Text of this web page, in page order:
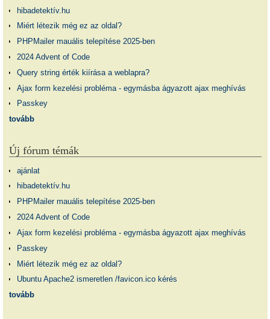
hibadetektív.hu
Miért létezik még ez az oldal?
PHPMailer mauális telepítése 2025-ben
2024 Advent of Code
Query string érték kiírása a weblapra?
Ajax form kezelési probléma - egymásba ágyazott ajax meghívás
Passkey
tovább
Új fórum témák
ajánlat
hibadetektív.hu
PHPMailer mauális telepítése 2025-ben
2024 Advent of Code
Ajax form kezelési probléma - egymásba ágyazott ajax meghívás
Passkey
Miért létezik még ez az oldal?
Ubuntu Apache2 ismeretlen /favicon.ico kérés
tovább